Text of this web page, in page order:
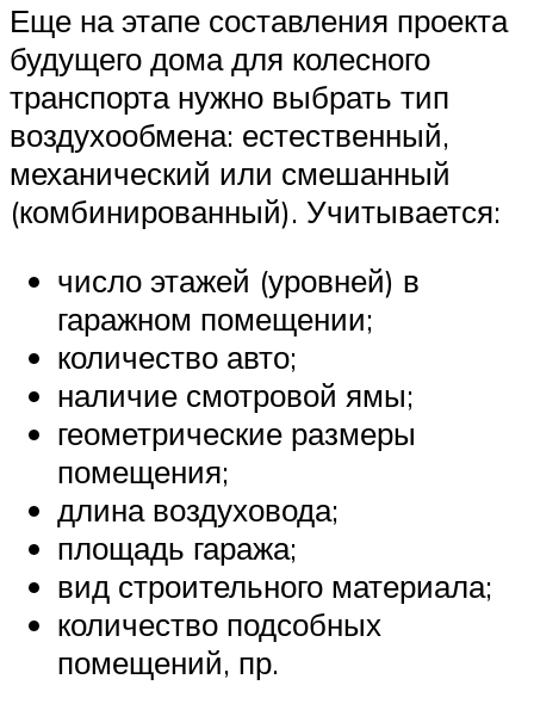
Еще на этапе составления проекта
будущего дома для колесного
транспорта нужно выбрать тип
воздухообмена: естественный,
механический или смешанный
(комбинированный). Учитывается:
число этажей (уровней) в
гаражном помещении;
количество авто;
наличие смотровой ямы;
геометрические размеры
помещения;
длина воздуховода;
площадь гаража;
вид строительного материала;
количество подсобных
помещений, пр.